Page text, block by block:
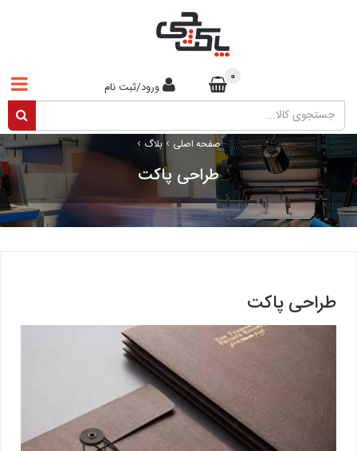
ورود/ثبت نام
0
صفحه اصلی › بلاگ ›
طراحی پاکت
طراحی پاکت